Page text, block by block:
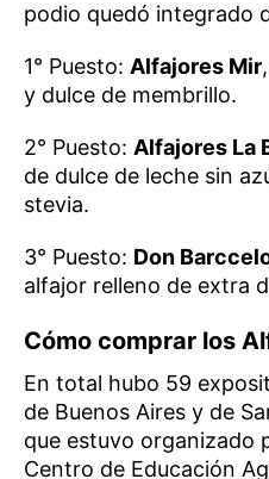
podio quedó integrado
1° Puesto: Alfajores Mir
y dulce de membrillo.
2° Puesto: Alfajores La
de dulce de leche sin
stevia.
3° Puesto: Don
alfajor relleno de extra
Cómo comprar los
En total hubo 59
de Buenos Aires y de
que estuvo organizado
Centro de Educación